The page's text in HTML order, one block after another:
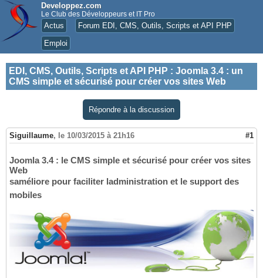
Developpez.com
Le Club des Développeurs et IT Pro
Actus
Forum EDI, CMS, Outils, Scripts et API PHP
Emploi
EDI, CMS, Outils, Scripts et API PHP : Joomla 3.4 : un
CMS simple et sécurisé pour créer vos sites Web
Répondre à la discussion
Siguillaume, le 10/03/2015 à 21h16 #1
Joomla 3.4 : le CMS simple et sécurisé pour créer vos sites
Web
saméliore pour faciliter ladministration et le support des
mobiles